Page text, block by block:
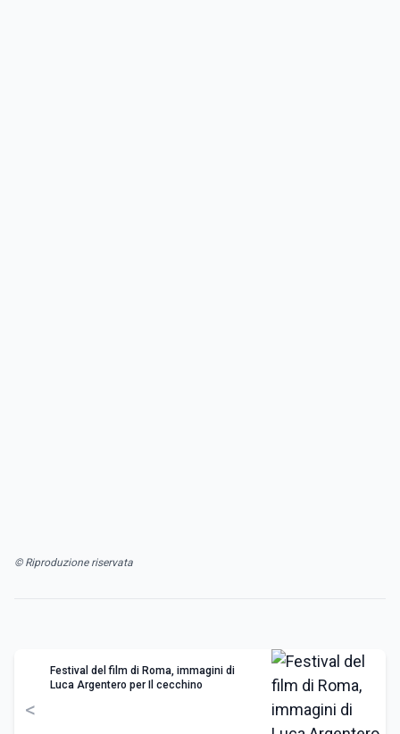
© Riproduzione riservata
<
Festival del film di Roma, immagini di
Luca Argentero per Il cecchino